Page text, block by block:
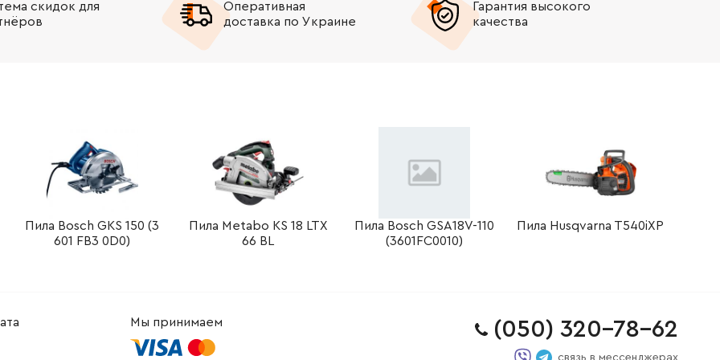
+
+ В корзину
- + В корзину
В корзину
скидок для
Оперативная
доставка по Украине
Гарантия высокого
качества
Пила Bosch GKS 150 (3
601 FB3 0D0)
Пила Metabo KS 18 LTX
66 BL
Пила Bosch GSA18V-110
(3601FC0010)
Пила Husqvarna T540iXP
Мы принимаем (050) 320-78-62
связь в мессенджерах